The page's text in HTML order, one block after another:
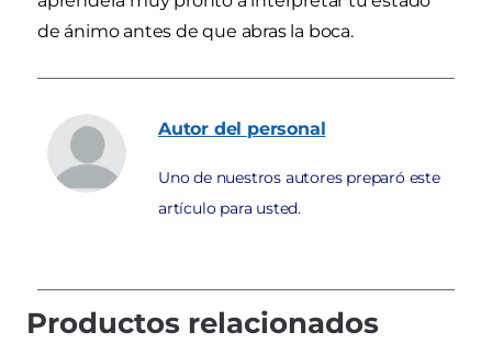
de ánimo antes de que abras la boca.
Autor del personal
Uno de nuestros autores preparó este
artículo para usted.
Productos relacionados